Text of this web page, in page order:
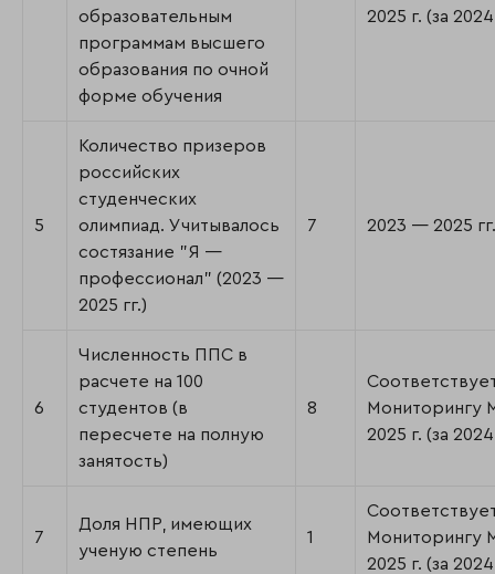
образовательным
программам высшего
образования по очной
форме обучения
2025 г. (за 2024
5
Количество призеров
российских
студенческих
олимпиад. Учитывалось
состязание "Я —
профессионал" (2023 —
2025 гг.)
7 2023 — 2025 гг.
6
Численность ППС в
расчете на 100
студентов (в
пересчете на полную
занятость)
8
Мониторингу
2025 г. (за 2024
7
Доля НПР, имеющих
ученую степень
1
Мониторингу
2025 г. (за 2024